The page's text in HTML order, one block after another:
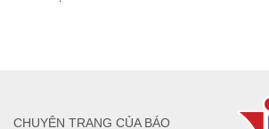
CHUYÊN TRANG CỦA BÁO